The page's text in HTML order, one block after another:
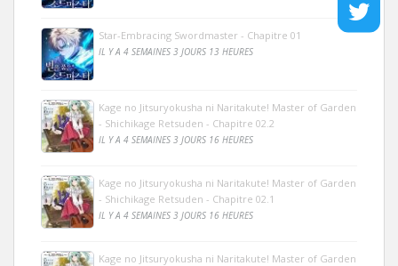
Star-Embracing Swordmaster - Chapitre 01
IL Y A 4 SEMAINES 3 JOURS 13 HEURES
Kage no Jitsuryokusha ni Naritakute! Master of Garden
- Shichikage Retsuden - Chapitre 02.2
IL Y A 4 SEMAINES 3 JOURS 16 HEURES
Kage no Jitsuryokusha ni Naritakute! Master of Garden
- Shichikage Retsuden - Chapitre 02.1
IL Y A 4 SEMAINES 3 JOURS 16 HEURES
Kage no Jitsuryokusha ni Naritakute! Master of Garden